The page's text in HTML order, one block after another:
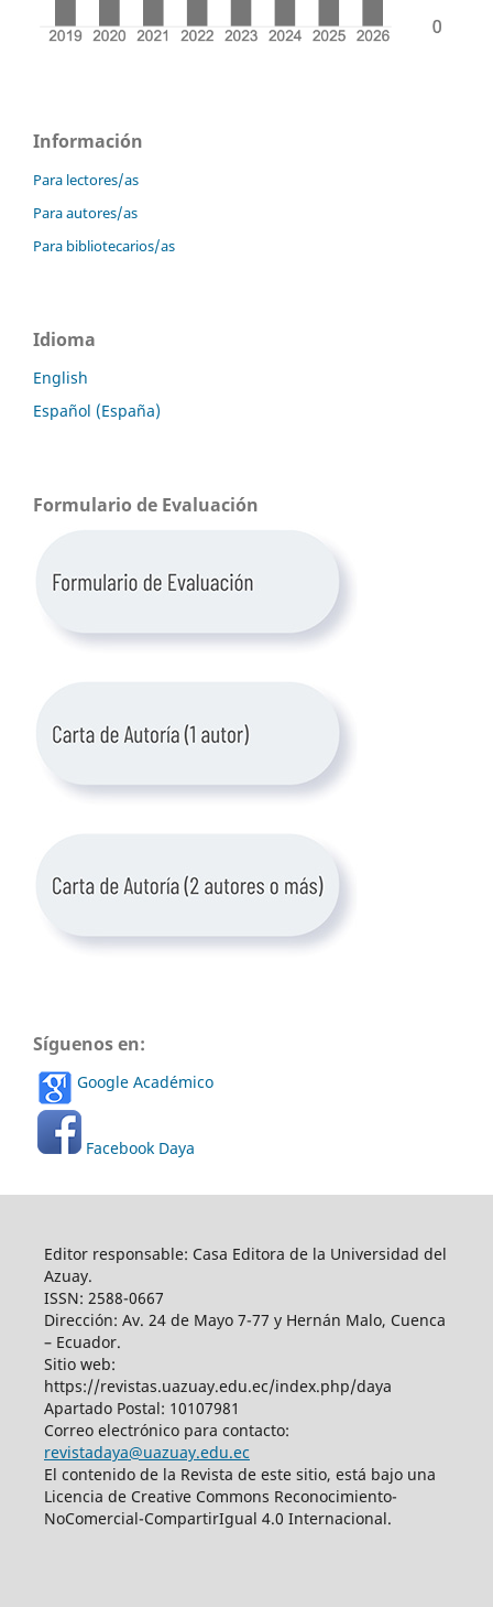
Información
Para lectores/as
Para autores/as
Para bibliotecarios/as
Idioma
English
Español (España)
Formulario de Evaluación
Síguenos en:
Google Académico
Facebook Daya
Editor responsable: Casa Editora de la Universidad del
Azuay.
ISSN: 2588-0667
Dirección: Av. 24 de Mayo 7-77 y Hernán Malo, Cuenca
– Ecuador.
Sitio web:
https://revistas.uazuay.edu.ec/index.php/daya
Apartado Postal: 10107981
Correo electrónico para contacto:
revistadaya@uazuay.edu.ec
El contenido de la Revista de este sitio, está bajo una
Licencia de Creative Commons Reconocimiento-
NoComercial-CompartirIgual 4.0 Internacional.